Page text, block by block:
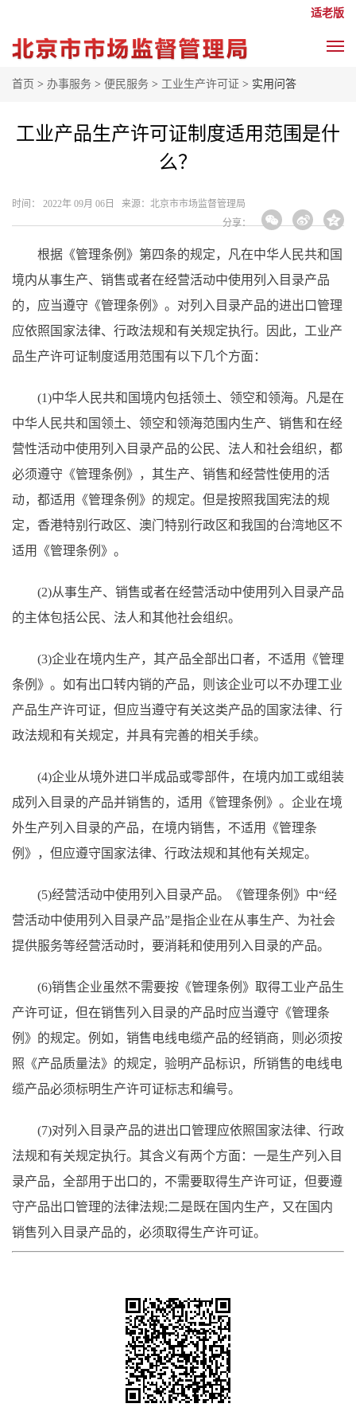
适老版
首页 > 办事服务 > 便民服务 > 工业生产许可证 > 实用问答
工业产品生产许可证制度适用范围是什
么？
时间： 2022年 09月 06日 来源： ​北京市市场监督管理局
分享：
根据《管理条例》第四条的规定，凡在中华人民共和国
境内从事生产、销售或者在经营活动中使用列入目录产品
的，应当遵守《管理条例》。对列入目录产品的进出口管理
应依照国家法律、行政法规和有关规定执行。因此，工业产
品生产许可证制度适用范围有以下几个方面：
(1)中华人民共和国境内包括领土、领空和领海。凡是在
中华人民共和国领土、领空和领海范围内生产、销售和在经
营性活动中使用列入目录产品的公民、法人和社会组织，都
必须遵守《管理条例》，其生产、销售和经营性使用的活
动，都适用《管理条例》的规定。但是按照我国宪法的规
定，香港特别行政区、澳门特别行政区和我国的台湾地区不
适用《管理条例》。
(2)从事生产、销售或者在经营活动中使用列入目录产品
的主体包括公民、法人和其他社会组织。
(3)企业在境内生产，其产品全部出口者，不适用《管理
条例》。如有出口转内销的产品，则该企业可以不办理工业
产品生产许可证，但应当遵守有关这类产品的国家法律、行
政法规和有关规定，并具有完善的相关手续。
(4)企业从境外进口半成品或零部件，在境内加工或组装
成列入目录的产品并销售的，适用《管理条例》。企业在境
外生产列入目录的产品，在境内销售，不适用《管理条
例》，但应遵守国家法律、行政法规和其他有关规定。
(5)经营活动中使用列入目录产品。《管理条例》中“经
营活动中使用列入目录产品”是指企业在从事生产、为社会
提供服务等经营活动时，要消耗和使用列入目录的产品。
(6)销售企业虽然不需要按《管理条例》取得工业产品生
产许可证，但在销售列入目录的产品时应当遵守《管理条
例》的规定。例如，销售电线电缆产品的经销商，则必须按
照《产品质量法》的规定，验明产品标识，所销售的电线电
缆产品必须标明生产许可证标志和编号。
(7)对列入目录产品的进出口管理应依照国家法律、行政
法规和有关规定执行。其含义有两个方面：一是生产列入目
录产品，全部用于出口的，不需要取得生产许可证，但要遵
守产品出口管理的法律法规;二是既在国内生产，又在国内
销售列入目录产品的，必须取得生产许可证。